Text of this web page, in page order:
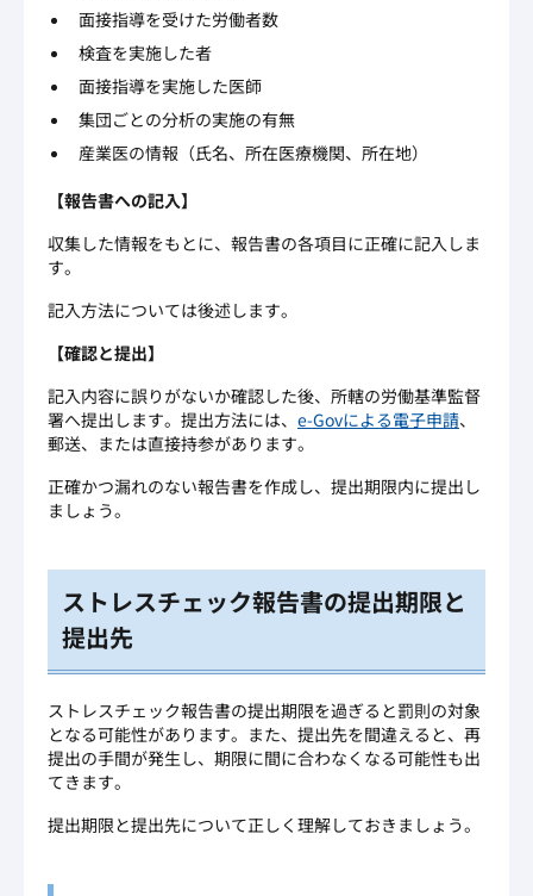
面接指導を受けた労働者数
検査を実施した者
面接指導を実施した医師
集団ごとの分析の実施の有無
産業医の情報（氏名、所在医療機関、所在地）
【報告書への記入】
収集した情報をもとに、報告書の各項目に正確に記入しま
す。
記入方法については後述します。
【確認と提出】
記入内容に誤りがないか確認した後、所轄の労働基準監督
署へ提出します。提出方法には、 e-Govによる電子申請、
郵送、または直接持参があります。
正確かつ漏れのない報告書を作成し、提出期限内に提出し
ましょう。
ストレスチェック報告書の提出期限と
提出先
ストレスチェック報告書の提出期限を過ぎると罰則の対象
となる可能性があります。また、提出先を間違えると、再
提出の手間が発生し、期限に間に合わなくなる可能性も出
てきます。
提出期限と提出先について正しく理解しておきましょう。